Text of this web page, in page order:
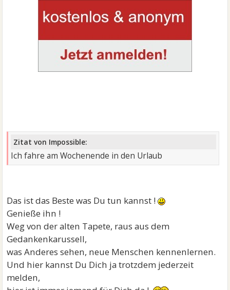
Zitat von Impossible:
Ich fahre am Wochenende in den Urlaub
Das ist das Beste was Du tun kannst !
Genieße ihn !
Weg von der alten Tapete, raus aus dem
Gedankenkarussell,
was Anderes sehen, neue Menschen kennenlernen.
Und hier kannst Du Dich ja trotzdem jederzeit
melden,